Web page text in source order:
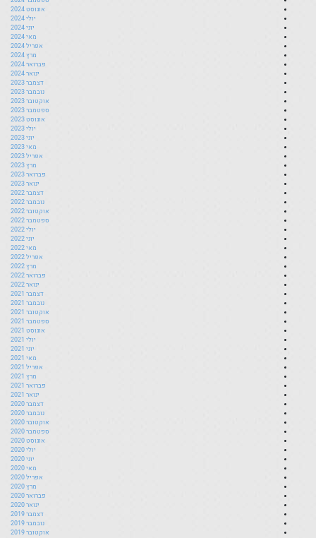
אוגוסט 2024
יולי 2024
יוני 2024
מאי 2024
אפריל 2024
מרץ 2024
פברואר 2024
ינואר 2024
דצמבר 2023
נובמבר 2023
אוקטובר 2023
ספטמבר 2023
אוגוסט 2023
יולי 2023
יוני 2023
מאי 2023
אפריל 2023
מרץ 2023
פברואר 2023
ינואר 2023
דצמבר 2022
נובמבר 2022
אוקטובר 2022
ספטמבר 2022
יולי 2022
יוני 2022
מאי 2022
אפריל 2022
מרץ 2022
פברואר 2022
ינואר 2022
דצמבר 2021
נובמבר 2021
אוקטובר 2021
ספטמבר 2021
אוגוסט 2021
יולי 2021
יוני 2021
מאי 2021
אפריל 2021
מרץ 2021
פברואר 2021
ינואר 2021
דצמבר 2020
נובמבר 2020
אוקטובר 2020
ספטמבר 2020
אוגוסט 2020
יולי 2020
יוני 2020
מאי 2020
אפריל 2020
מרץ 2020
פברואר 2020
ינואר 2020
דצמבר 2019
נובמבר 2019
אוקטובר 2019